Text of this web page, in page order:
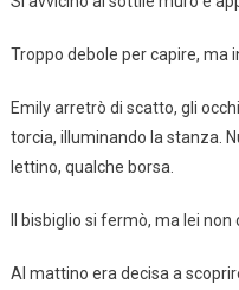
Troppo debole per capire, ma
Emily arretrò di scatto, gli
torcia, illuminando la stanza.
lettino, qualche borsa.
Il bisbiglio si fermò, ma lei
Al mattino era decisa a